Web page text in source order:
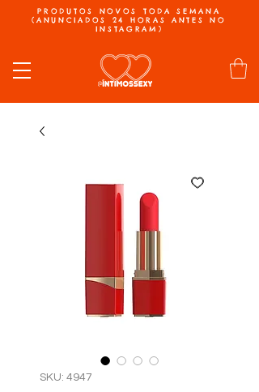
PRODUTOS NOVOS TODA SEMANA
(ANUNCIADOS 24 HORAS ANTES NO
INSTAGRAM)
SKU: 4947